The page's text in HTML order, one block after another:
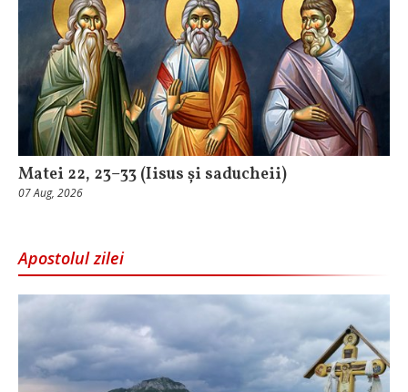
Matei 22, 23–33 (Iisus și saducheii)
07 Aug, 2026
Apostolul zilei